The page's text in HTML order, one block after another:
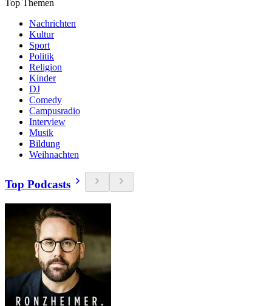
Top Themen
Nachrichten
Kultur
Sport
Politik
Religion
Kinder
DJ
Comedy
Campusradio
Interview
Musik
Bildung
Weihnachten
Top Podcasts